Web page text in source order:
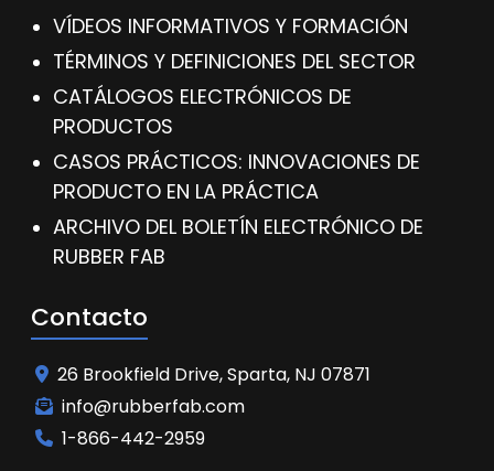
VÍDEOS INFORMATIVOS Y FORMACIÓN
TÉRMINOS Y DEFINICIONES DEL SECTOR
CATÁLOGOS ELECTRÓNICOS DE
PRODUCTOS
CASOS PRÁCTICOS: INNOVACIONES DE
PRODUCTO EN LA PRÁCTICA
ARCHIVO DEL BOLETÍN ELECTRÓNICO DE
RUBBER FAB
Contacto
26 Brookfield Drive, Sparta, NJ 07871
info@rubberfab.com
1-866-442-2959